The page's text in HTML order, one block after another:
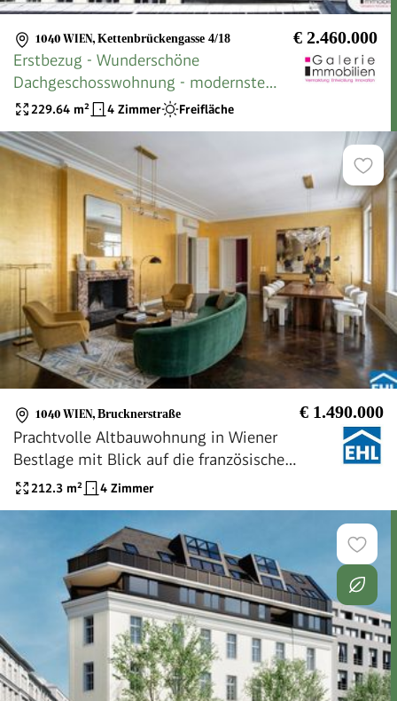
1040 WIEN, Kettenbrückengasse 4/18 € 2.460.000
Erstbezug - Wunderschöne
Dachgeschosswohnung - modernste
Technik auf höchstem Niveau - Garage
im Haus
229.64 m² 4 Zimmer Freifläche
1040 WIEN, Brucknerstraße € 1.490.000
Prachtvolle Altbauwohnung in Wiener
Bestlage mit Blick auf die französische
Botschaft
212.3 m² 4 Zimmer